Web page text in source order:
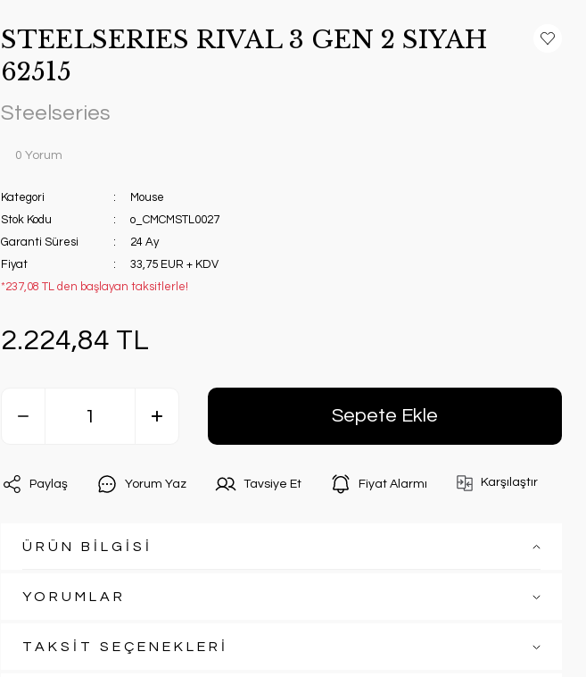
STEELSERIES RIVAL 3 GEN 2 SIYAH
62515
Steelseries
0 Yorum
Kategori
Mouse
Stok Kodu
o_CMCMSTL0027
Garanti Süresi
24 Ay
Fiyat
33,75 EUR + KDV
*237,08 TL den başlayan taksitlerle!
2.224,84 TL
Sepete Ekle
Paylaş Yorum Yaz Tavsiye Et Fiyat Alarmı Karşılaştır
ÜRÜN BİLGİSİ
YORUMLAR
TAKSİT SEÇENEKLERİ